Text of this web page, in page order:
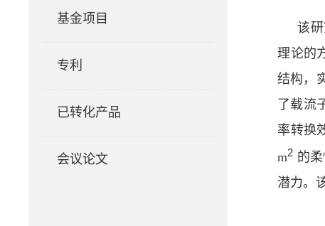
基金项目
专利
已转化产品
会议论文
该
理论的
结构，
了载流
率转换
m2 的
潜力。